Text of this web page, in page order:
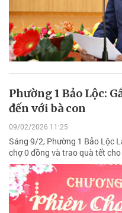
Phường 1 Bảo Lộc:
đến với bà con
09/02/2026 11:25
Sáng 9/2, Phường 1 Bảo Lộc
chợ 0 đồng và trao quà tết